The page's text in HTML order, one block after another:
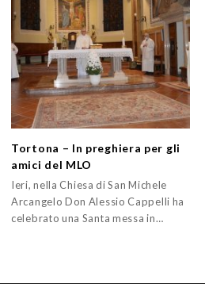
Tortona – In preghiera per gli
amici del MLO
Ieri, nella Chiesa di San Michele
Arcangelo Don Alessio Cappelli ha
celebrato una Santa messa in…